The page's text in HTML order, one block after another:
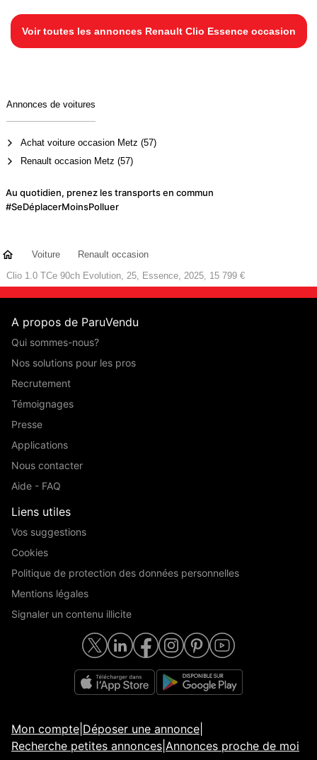
Voir toutes les annonces Renault Clio Essence occasion
Annonces de voitures
Achat voiture occasion Metz (57)
Renault occasion Metz (57)
Au quotidien, prenez les transports en commun
#SeDéplacerMoinsPolluer
Voiture
Renault occasion
Clio 1.0 TCe 90ch Evolution, 25, Essence, 2025, 15 799 €
A propos de ParuVendu
Qui sommes-nous?
Nos solutions pour les pros
Recrutement
Témoignages
Presse
Applications
Nous contacter
Aide - FAQ
Liens utiles
Vos suggestions
Cookies
Politique de protection des données personnelles
Mentions légales
Signaler un contenu illicite
Mon compte Déposer une annonce
Recherche petites annonces Annonces proche de moi